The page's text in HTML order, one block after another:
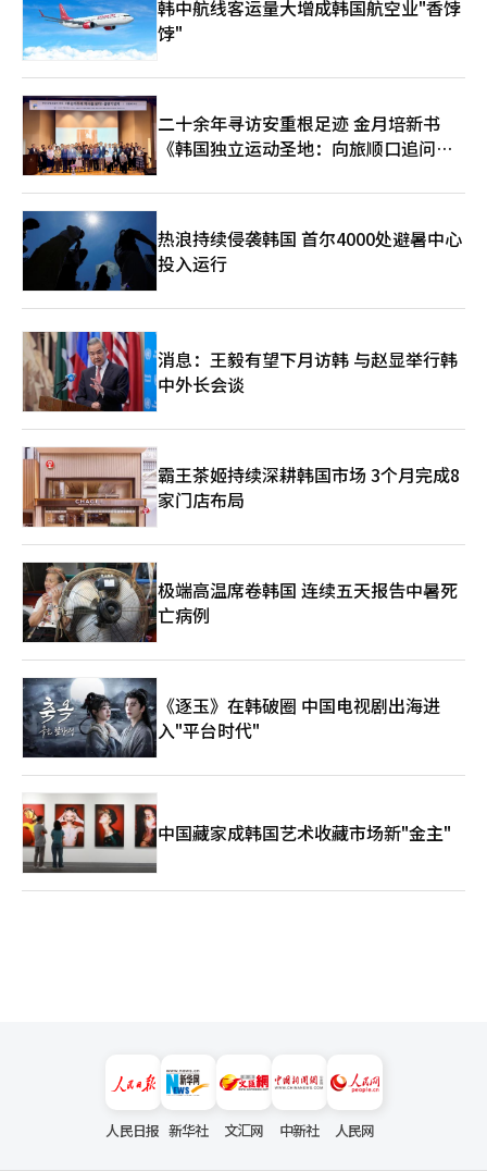
韩中航线客运量大增成韩国航空业"香饽
饽"
二十余年寻访安重根足迹 金月培新书
《韩国独立运动圣地：向旅顺口追问历
热浪持续侵袭韩国 首尔4000处避暑中心
投入运行
消息：王毅有望下月访韩 与赵显举行韩
中外长会谈
霸王茶姬持续深耕韩国市场 3个月完成8
家门店布局
极端高温席卷韩国 连续五天报告中暑死
亡病例
《逐玉》在韩破圈 中国电视剧出海进
入"平台时代"
中国藏家成韩国艺术收藏市场新"金主"
人民日报 新华社 文汇网 中新社 人民网